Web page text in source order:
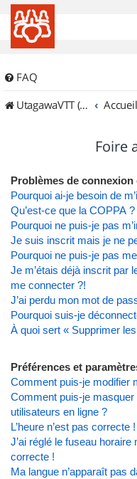
FAQ
UtagawaVTT (Randos VTT et VTTAE avec traces GPS)
Foire
Problèmes de connexion
Pourquoi ai-je besoin de
Qu’est-ce que la COPPA ?
Pourquoi ne puis-je pas
Je suis inscrit mais je ne
Pourquoi ne puis-je pas
Je m’étais déjà inscrit par
me connecter ?!
J’ai perdu mon mot de
Pourquoi suis-je
À quoi sert « Supprimer
Préférences et
Comment puis-je modifier
Comment puis-je masquer
utilisateurs en ligne ?
L’heure n’est pas correcte !
J’ai réglé le fuseau horaire
correcte !
Ma langue n’apparaît pas